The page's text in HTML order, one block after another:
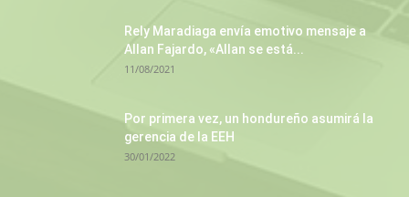
Rely Maradiaga envía emotivo mensaje a
Allan Fajardo, «Allan se está...
11/08/2021
Por primera vez, un hondureño asumirá la
gerencia de la EEH
30/01/2022